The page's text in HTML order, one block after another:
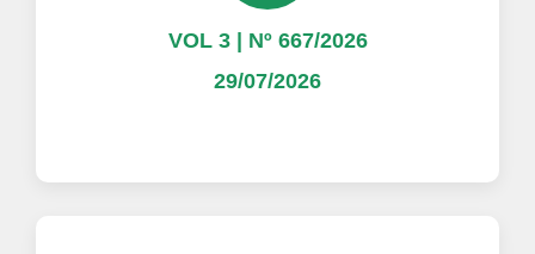
VOL 3 | Nº 667/2026
29/07/2026